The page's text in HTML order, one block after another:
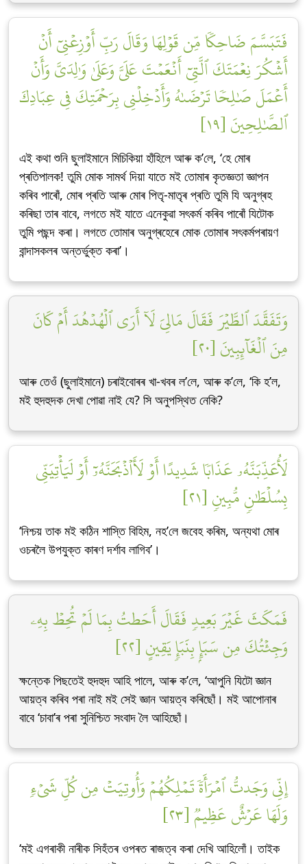
فَتَبَسَّمَ ضَاحِكٗا مِّن قَوۡلِهَا وَقَالَ رَبِّ أَوۡزِعۡنِيٓ أَنۡ
أَشۡكُرَ نِعۡمَتَكَ ٱلَّتِيٓ أَنۡعَمۡتَ عَلَيَّ وَعَلَىٰ وَٰلِدَيَّ وَأَنۡ
أَعۡمَلَ صَٰلِحٗا تَرۡضَىٰهُ وَأَدۡخِلۡنِي بِرَحۡمَتِكَ فِي عِبَادِكَ
ٱلصَّٰلِحِينَ [١٩]
এই কথা শুনি ছুলাইমানে মিচিকিয়া হাঁহিলে আৰু ক’লে, ‘হে মোৰ
প্ৰতিপালক! তুমি মোক সামৰ্থ দিয়া যাতে মই তোমাৰ কৃতজ্ঞতা জ্ঞাপন
কৰিব পাৰোঁ, মোৰ প্ৰতি আৰু মোৰ পিতৃ-মাতৃৰ প্ৰতি তুমি যি অনুগ্ৰহ
কৰিছা তাৰ বাবে, লগতে মই যাতে এনেকুৱা সৎকৰ্ম কৰিব পাৰোঁ যিটোক
তুমি পছন্দ কৰা। লগতে তোমাৰ অনুগ্ৰহেৰে মোক তোমাৰ সৎকৰ্মপৰায়ণ
বান্দাসকলৰ অন্তৰ্ভুক্ত কৰা’।
وَتَفَقَّدَ ٱلطَّيۡرَ فَقَالَ مَالِيَ لَآ أَرَى ٱلۡهُدۡهُدَ أَمۡ كَانَ
مِنَ ٱلۡغَآئِبِينَ [٢٠]
আৰু তেওঁ (ছুলাইমানে) চৰাইবোৰৰ খা-খবৰ ল’লে, আৰু ক’লে, ‘কি হ’ল,
মই হুদহুদক দেখা পোৱা নাই যে? সি অনুপস্থিত নেকি?
لَأُعَذِّبَنَّهُۥ عَذَابٗا شَدِيدًا أَوۡ لَأَاْذۡبَحَنَّهُۥٓ أَوۡ لَيَأۡتِيَنِّي
بِسُلۡطَٰنٖ مُّبِينٖ [٢١]
‘নিশ্চয় তাক মই কঠিন শাস্তি বিহিম, নহ’লে জবেহ কৰিম, অন্যথা মোৰ
ওচৰলৈ উপযুক্ত কাৰণ দৰ্শাব লাগিব’।
فَمَكَثَ غَيۡرَ بَعِيدٖ فَقَالَ أَحَطتُ بِمَا لَمۡ تُحِطۡ بِهِۦ
وَجِئۡتُكَ مِن سَبَإِۭ بِنَبَإٖ يَقِينٍ [٢٢]
ক্ষন্তেক পিছতেই হুদহুদ আহি পালে, আৰু ক’লে, ‘আপুনি যিটো জ্ঞান
আয়ত্ব কৰিব পৰা নাই মই সেই জ্ঞান আয়ত্ব কৰিছোঁ। মই আপোনাৰ
বাবে ‘চাবা’ৰ পৰা সুনিশ্চিত সংবাদ লৈ আহিছোঁ।
إِنِّي وَجَدتُّ ٱمۡرَأَةٗ تَمۡلِكُهُمۡ وَأُوتِيَتۡ مِن كُلِّ شَيۡءٖ
وَلَهَا عَرۡشٌ عَظِيمٞ [٢٣]
‘মই এগৰাকী নাৰীক সিহঁতৰ ওপৰত ৰাজত্ব কৰা দেখি আহিলোঁ। তাইক